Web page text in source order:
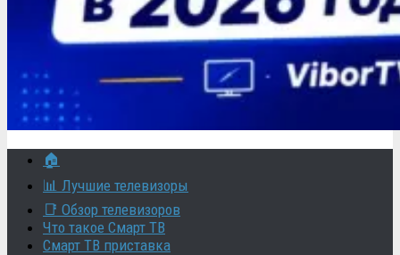
🏠
📊 Лучшие телевизоры
📑 Обзор телевизоров
Что такое Смарт ТВ
Смарт ТВ приставка